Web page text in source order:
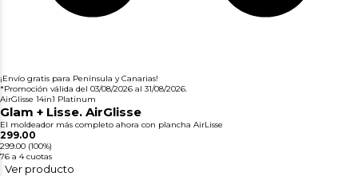
¡Envío gratis para Península y Canarias!
*Promoción válida del 03/08/2026 al 31/08/2026.
AirGlisse 14in1 Platinum
Glam + Lisse. AirGlisse
El moldeador más completo ahora con plancha AirLisse
299.00
299.00 (100%)
76 a 4 cuotas
Ver producto